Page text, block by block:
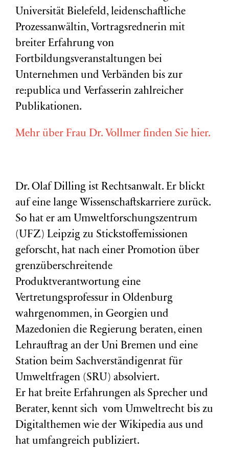
Universität Bielefeld, leidenschaftliche
Prozessanwältin, Vortragsrednerin mit
breiter Erfahrung von
Fortbildungsveranstaltungen bei
Unternehmen und Verbänden bis zur
re:publica und Verfasserin zahlreicher
Publikationen.
Mehr über Frau Dr. Vollmer finden Sie hier.
Dr. Olaf Dilling ist Rechtsanwalt. Er blickt
auf eine lange Wissenschaftskarriere zurück.
So hat er am Umweltforschungszentrum
(UFZ) Leipzig zu Stickstoffemissionen
geforscht, hat nach einer Promotion über
grenzüberschreitende
Produktverantwortung eine
Vertretungsprofessur in Oldenburg
wahrgenommen, in Georgien und
Mazedonien die Regierung beraten, einen
Lehrauftrag an der Uni Bremen und eine
Station beim Sachverständigenrat für
Umweltfragen (SRU) absolviert.
Er hat breite Erfahrungen als Sprecher und
Berater, kennt sich vom Umweltrecht bis zu
Digitalthemen wie der Wikipedia aus und
hat umfangreich publiziert.